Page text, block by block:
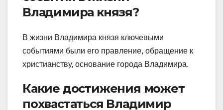
Владимира князя?
В жизни Владимира князя ключевыми
событиями были его правление, обращение к
христианству, основание города Владимира.
Какие достижения может
похвастаться Владимир